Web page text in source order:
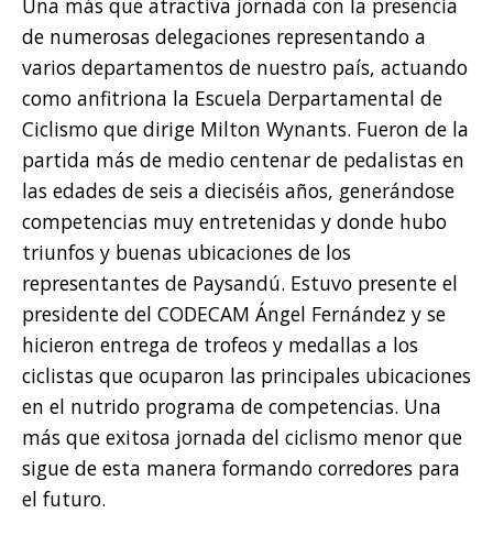
de numerosas delegaciones representando a
varios departamentos de nuestro país, actuando
como anfitriona la Escuela Derpartamental de
Ciclismo que dirige Milton Wynants. Fueron de la
partida más de medio centenar de pedalistas en
las edades de seis a dieciséis años, generándose
competencias muy entretenidas y donde hubo
triunfos y buenas ubicaciones de los
representantes de Paysandú. Estuvo presente el
presidente del CODECAM Ángel Fernández y se
hicieron entrega de trofeos y medallas a los
ciclistas que ocuparon las principales ubicaciones
en el nutrido programa de competencias. Una
más que exitosa jornada del ciclismo menor que
sigue de esta manera formando corredores para
el futuro.